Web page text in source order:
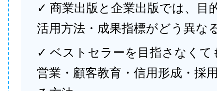
✓ 商業出版と企業出版では、目
活用方法・成果指標がどう異な
✓ ベストセラーを目指さなくて
営業・顧客教育・信用形成・採